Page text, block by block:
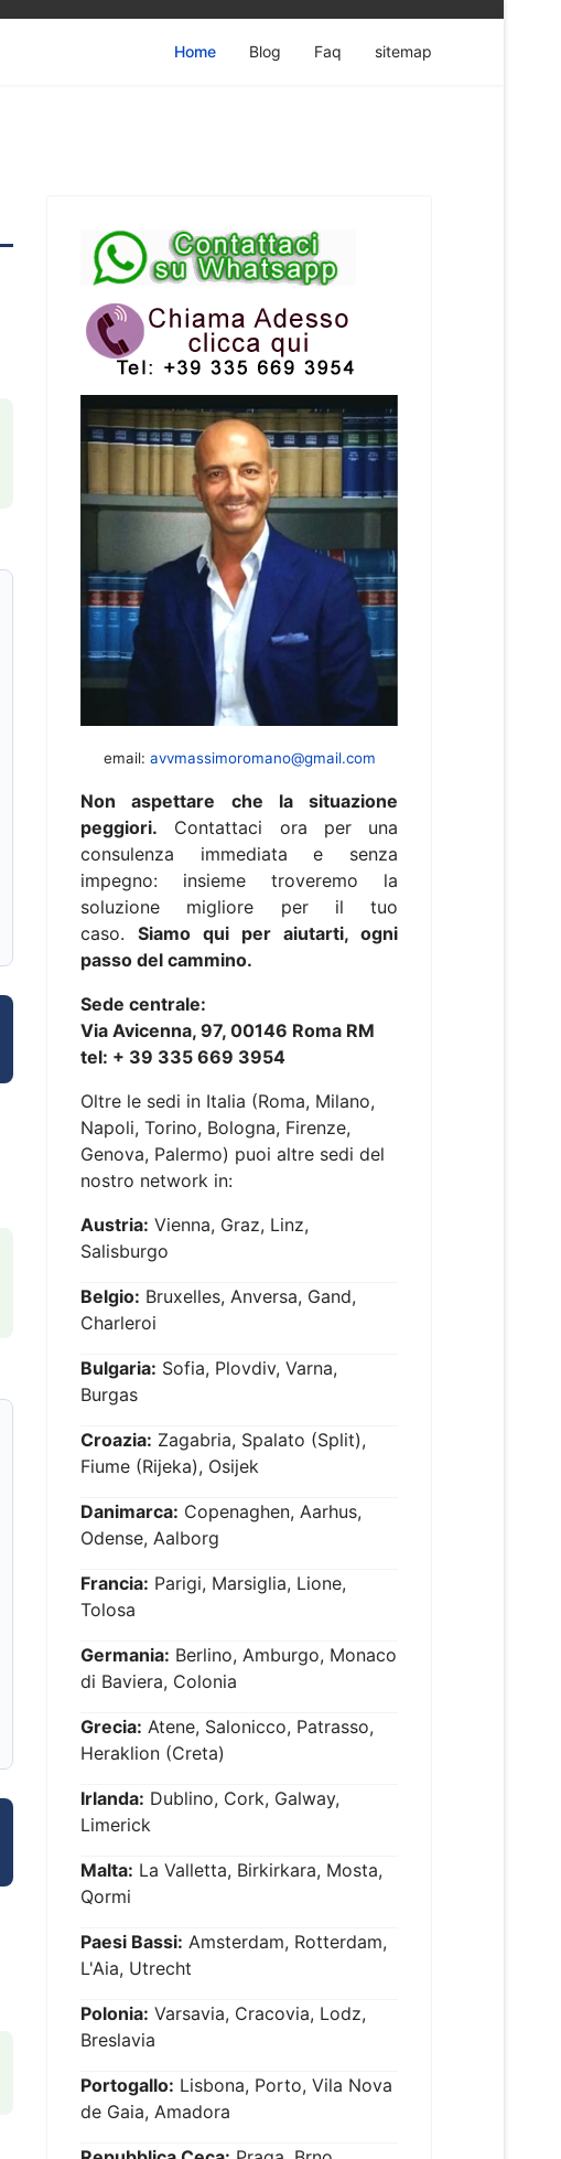
Home Blog Faq sitemap
email: avvmassimoromano@gmail.com
Non aspettare che la situazione
peggiori. Contattaci ora per una
consulenza immediata e senza
impegno: insieme troveremo la
soluzione migliore per il tuo
caso. Siamo qui per aiutarti, ogni
passo del cammino.
Sede centrale:
Via Avicenna, 97, 00146 Roma RM
tel: + 39 335 669 3954
Oltre le sedi in Italia (Roma, Milano,
Napoli, Torino, Bologna, Firenze,
Genova, Palermo) puoi altre sedi del
nostro network in:
Austria: Vienna, Graz, Linz,
Salisburgo
Belgio: Bruxelles, Anversa, Gand,
Charleroi
Bulgaria: Sofia, Plovdiv, Varna,
Burgas
Croazia: Zagabria, Spalato (Split),
Fiume (Rijeka), Osijek
Danimarca: Copenaghen, Aarhus,
Odense, Aalborg
Francia: Parigi, Marsiglia, Lione,
Tolosa
Germania: Berlino, Amburgo, Monaco
di Baviera, Colonia
Grecia: Atene, Salonicco, Patrasso,
Heraklion (Creta)
Irlanda: Dublino, Cork, Galway,
Limerick
Malta: La Valletta, Birkirkara, Mosta,
Qormi
Paesi Bassi: Amsterdam, Rotterdam,
L'Aia, Utrecht
Polonia: Varsavia, Cracovia, Lodz,
Breslavia
Portogallo: Lisbona, Porto, Vila Nova
de Gaia, Amadora